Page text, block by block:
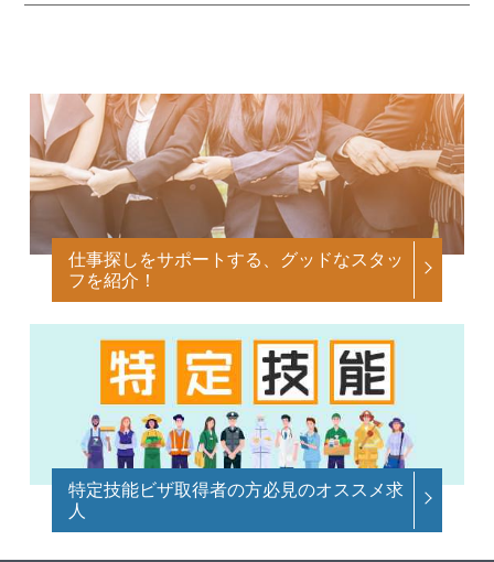
仕事探しをサポートする、グッドなスタッ
フを紹介！
特定技能ビザ取得者の方必見のオススメ求
人